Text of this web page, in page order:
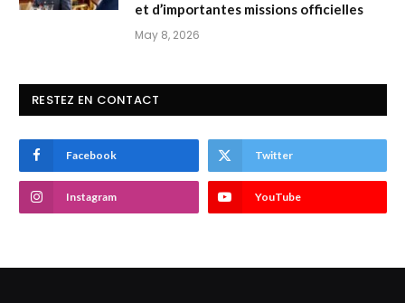
et d’importantes missions officielles
May 8, 2026
RESTEZ EN CONTACT
Facebook Twitter
Instagram YouTube